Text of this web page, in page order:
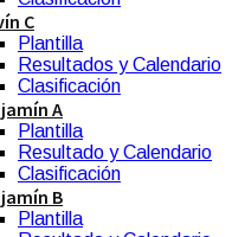
C
Plantilla
Resultados y Calendario
Clasificación
A
Plantilla
Resultado y Calendario
Clasificación
B
Plantilla